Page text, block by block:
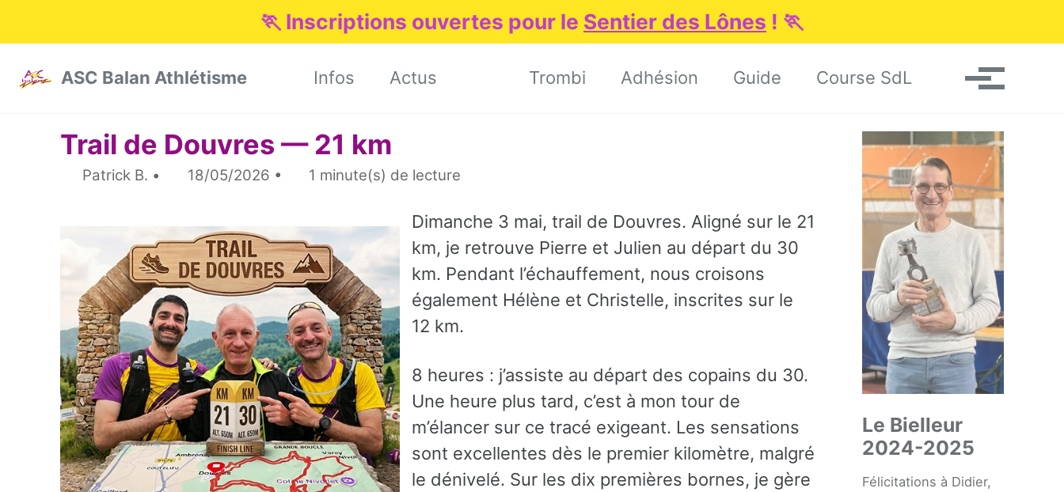
🏃 Inscriptions ouvertes pour le Sentier des Lônes ! 🏃
ASC Balan Athlétisme
Infos Actus Trombi Adhésion Guide Course SdL Toggle search
Menu
Le Bielleur
2024-2025
Félicitations à Didier,
Trail de Douvres — 21 km
Patrick B. 18/05/2026 1 minute(s) de lecture
Dimanche 3 mai, trail de Douvres. Aligné sur le 21
km, je retrouve Pierre et Julien au départ du 30
km. Pendant l’échauffement, nous croisons
également Hélène et Christelle, inscrites sur le
12 km.
8 heures : j’assiste au départ des copains du 30.
Une heure plus tard, c’est à mon tour de
m’élancer sur ce tracé exigeant. Les sensations
sont excellentes dès le premier kilomètre, malgré
le dénivelé. Sur les dix premières bornes, je gère